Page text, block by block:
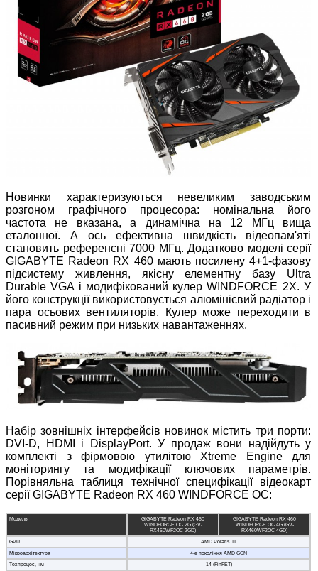
Новинки характеризуються невеликим заводським
розгоном графічного процесора: номінальна його
частота не вказана, а динамічна на 12 МГц вища
еталонної. А ось ефективна швидкість відеопам'яті
становить референсні 7000 МГц. Додатково моделі серії
GIGABYTE Radeon RX 460 мають посилену 4+1-фазову
підсистему живлення, якісну елементну базу Ultra
Durable VGA і модифікований кулер WINDFORCE 2X. У
його конструкції використовується алюмінієвий радіатор і
пара осьових вентиляторів. Кулер може переходити в
пасивний режим при низьких навантаженнях.
Набір зовнішніх інтерфейсів новинок містить три порти:
DVI-D, HDMI і DisplayPort. У продаж вони надійдуть у
комплекті з фірмовою утилітою Xtreme Engine для
моніторингу та модифікації ключових параметрів.
Порівняльна таблиця технічної специфікації відеокарт
серії GIGABYTE Radeon RX 460 WINDFORCE OC:
Модель
GIGABYTE Radeon RX 460
WINDFORCE OC 2G (GV-
RX460WF2OC-2GD)
GIGABYTE Radeon RX 460
WINDFORCE OC 4G (GV-
RX460WF2OC-4GD)
GPU
AMD Polaris 11
Мікроархітектура
4-е покоління AMD GCN
Техпроцес, нм
14 (FinFET)